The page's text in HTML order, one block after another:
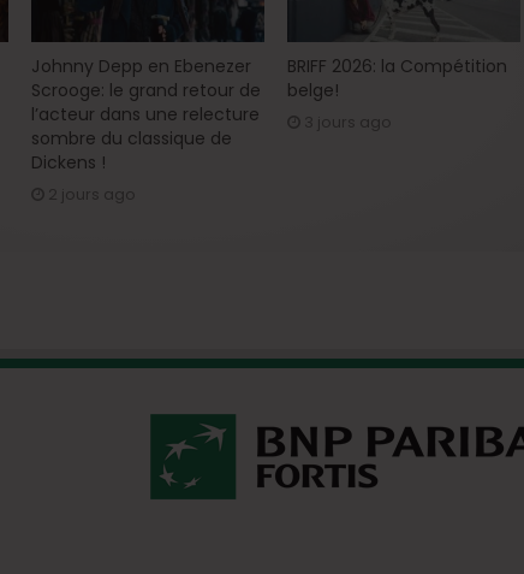
Johnny Depp en Ebenezer
Scrooge: le grand retour de
l’acteur dans une relecture
sombre du classique de
Dickens !
2 jours ago
BRIFF 2026: la Compétition
belge!
3 jours ago